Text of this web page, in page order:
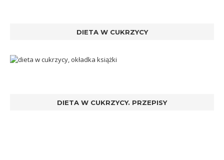
DIETA W CUKRZYCY
DIETA W CUKRZYCY. PRZEPISY